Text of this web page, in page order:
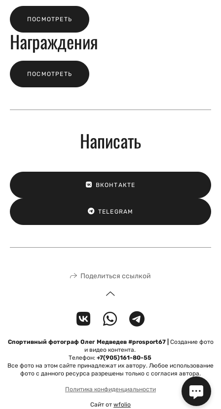
ПОСМОТРЕТЬ
Награждения
ПОСМОТРЕТЬ
Написать
ВКОНТАКТЕ
TELEGRAM
Поделиться ссылкой
Спортивный фотограф Олег Медведев #prosport67 | Создание фото
и видео контента.
Телефон: +7(905)161-80-55
Все фото на этом сайте принадлежат их автору. Любое использование
фото с данного ресурса разрешены только с согласия автора.
Политика конфиденциальности
Сайт от wfolio